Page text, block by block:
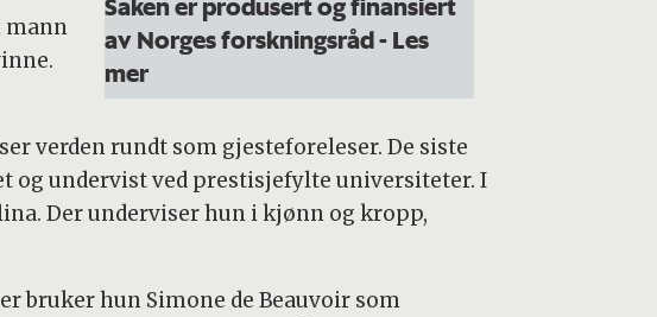
av Norges forskningsråd- Les
mer
mann
verden rundt som gjesteforeleser. De siste
og undervist ved prestisjefylte universiteter. I
Der underviser hun i kjønn og kropp,
bruker hun Simone de Beauvoir som